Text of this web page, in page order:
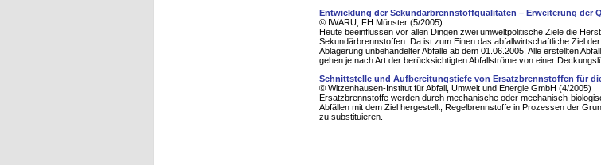
Entwicklung der Sekundärbrennstoffqualitäten – Erweiterung der
© IWARU, FH Münster (5/2005)
Heute beeinflussen vor allen Dingen zwei umweltpolitische Ziele die
Sekundärbrennstoffen. Da ist zum Einen das abfallwirtschaftliche Ziel
Ablagerung unbehandelter Abfälle ab dem 01.06.2005. Alle erstellten
gehen je nach Art der berücksichtigten Abfallströme von einer
Schnittstelle und Aufbereitungstiefe von Ersatzbrennstoffen für
© Witzenhausen-Institut für Abfall, Umwelt und Energie GmbH (4/2005)
Ersatzbrennstoffe werden durch mechanische oder mechanisch-
Abfällen mit dem Ziel hergestellt, Regelbrennstoffe in Prozessen der
zu substituieren.